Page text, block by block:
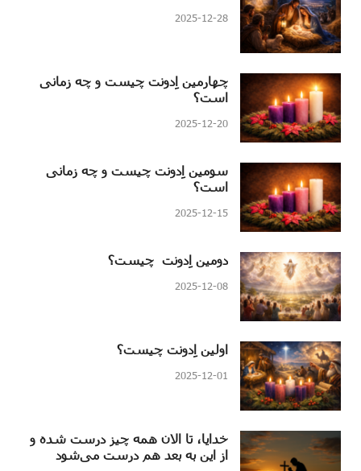
2025-12-28
چهارمین اِدونت چیست و چه زمانی
است؟
2025-12-20
سومین اِدونت چیست و چه زمانی
است؟
2025-12-15
دومین اِدونت چیست؟
2025-12-08
اولین اِدونت چیست؟
2025-12-01
خدایا، تا الان همه چیز درست شده و
از این به بعد هم درست می‌شود